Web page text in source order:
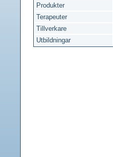
Produkter
Terapeuter
Tillverkare
Utbildningar